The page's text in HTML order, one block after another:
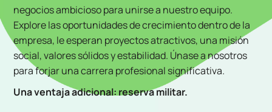
negocios ambicioso para unirse a nuestro equipo.
Explore las oportunidades de crecimiento dentro de la
empresa, le esperan proyectos atractivos, una misión
social, valores sólidos y estabilidad. Únase a nosotros
para forjar una carrera profesional significativa.
Una ventaja adicional: reserva militar.